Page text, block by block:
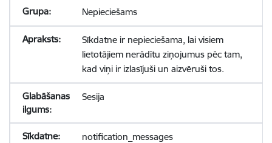
Nepieciešams
Sīkdatne ir nepieciešama, lai visiem
lietotājiem nerādītu ziņojumus pēc tam,
kad viņi ir izlasījuši un aizvēruši tos.
Sesija
notification_messages